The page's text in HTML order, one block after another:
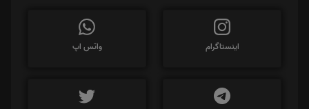
اینستاگرام واتس اپ